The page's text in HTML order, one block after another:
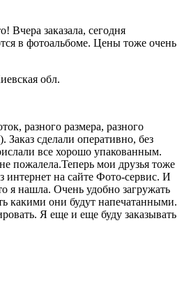
Вчера заказала, сегодня
в фотоальбоме. Цены тоже очень
обл.
разного размера, разного
Заказ сделали оперативно, без
все хорошо упакованным.
пожалела.Теперь мои друзья тоже
интернет на сайте Фото-сервис. И
я нашла. Очень удобно загружать
какими они будут напечатанными.
Я еще и еще буду заказывать